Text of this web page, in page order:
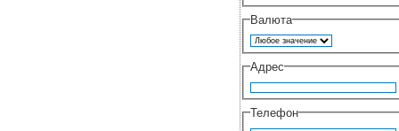
Валюта
Адрес
Телефон